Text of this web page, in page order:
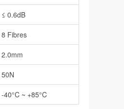
≤ 0.6dB
8 Fibres
2.0mm
50N
-40°C ~ +85°C